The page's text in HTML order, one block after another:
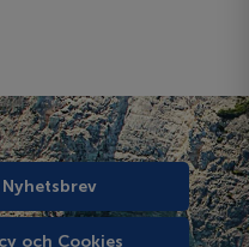
och Cookies